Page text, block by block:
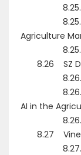
8.25.1
8.25.2
Agriculture
8.25.3
8.26 SZ
8.26.1
8.26.2
AI in the
8.26.3
8.27
8.27.1